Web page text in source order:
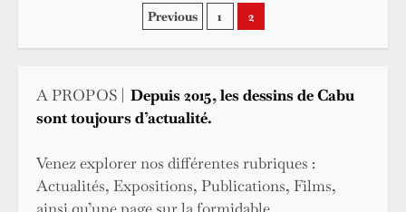
Pagination
des
publications
Previous 1 2
A PROPOS |
Depuis 2015, les dessins de Cabu
sont toujours d’actualité.
Venez explorer nos différentes rubriques :
Actualités, Expositions, Publications, Films,